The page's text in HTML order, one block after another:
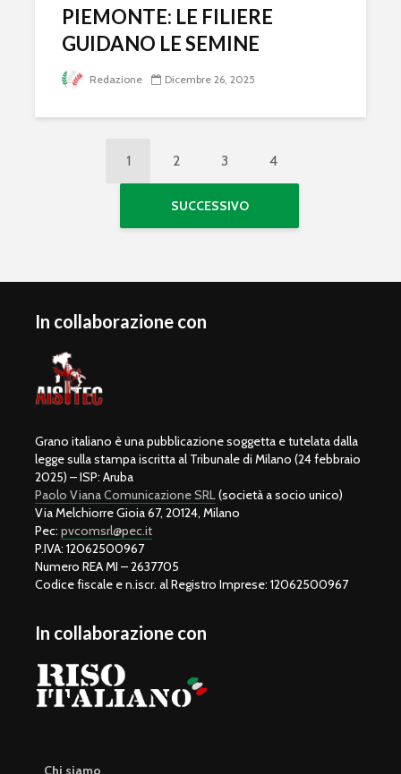
PIEMONTE: LE FILIERE
GUIDANO LE SEMINE
Redazione Dicembre 26, 2025
1 2 3 4
SUCCESSIVO
In collaborazione con
Grano italiano è una pubblicazione soggetta e tutelata dalla
legge sulla stampa iscritta al Tribunale di Milano (24 febbraio
2025) – ISP: Aruba
Paolo Viana Comunicazione SRL(società a socio unico)
Via Melchiorre Gioia 67, 20124, Milano
Pec: pvcomsrl@pec.it
P.IVA: 12062500967
Numero REA MI – 2637705
Codice fiscale e n.iscr. al Registro Imprese: 12062500967
In collaborazione con
Chi siamo